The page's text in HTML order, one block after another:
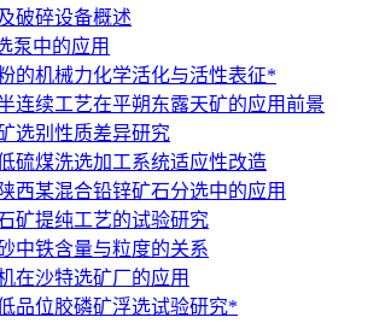
破碎设备概述
泵中的应用
的机械力化学活化与活性表征*
连续工艺在平朔东露天矿的应用前景
选别性质差异研究
硫煤洗选加工系统适应性改造
西某混合铅锌矿石分选中的应用
矿提纯工艺的试验研究
中铁含量与粒度的关系
在沙特选矿厂的应用
品位胶磷矿浮选试验研究*